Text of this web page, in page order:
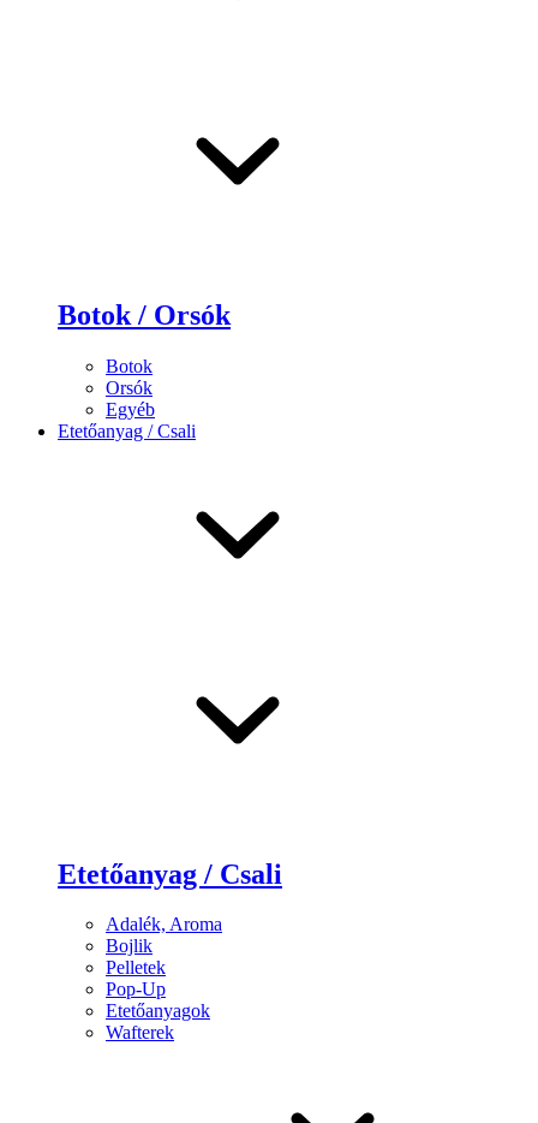
Botok / Orsók
Botok
Orsók
Egyéb
Etetőanyag / Csali
Etetőanyag / Csali
Adalék, Aroma
Bojlik
Pelletek
Pop-Up
Etetőanyagok
Wafterek